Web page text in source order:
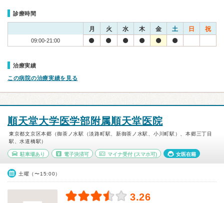
診療時間
月 火 水 木 金 土 日 祝
09:00-21:00
治療実績
この病院の治療実績を見る
順天堂大学医学部附属順天堂医院
東京都文京区本郷（御茶ノ水駅（淡路町駅、新御茶ノ水駅、小川町駅）、本郷三丁目
駅、水道橋駅）
駐車場あり 電子決済可 マイナ受付 (スマホ可) 女医在籍
土曜（〜15:00）
3.26